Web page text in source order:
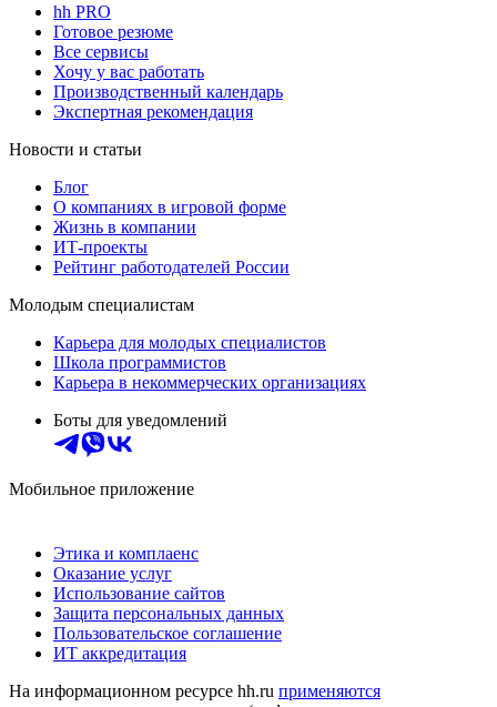
hh PRO
Готовое резюме
Все сервисы
Хочу у вас работать
Производственный календарь
Экспертная рекомендация
Новости и статьи
Блог
О компаниях в игровой форме
Жизнь в компании
ИТ-проекты
Рейтинг работодателей России
Молодым специалистам
Карьера для молодых специалистов
Школа программистов
Карьера в некоммерческих организациях
Боты для уведомлений
Мобильное приложение
Этика и комплаенс
Оказание услуг
Использование сайтов
Защита персональных данных
Пользовательское соглашение
ИТ аккредитация
На информационном ресурсе hh.ru применяются